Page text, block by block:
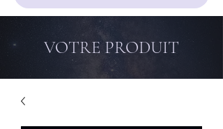
VOTRE PRODUIT